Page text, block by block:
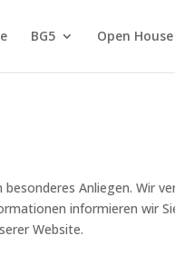
BG5 Open House
Anliegen. Wir
informieren wir
Website.